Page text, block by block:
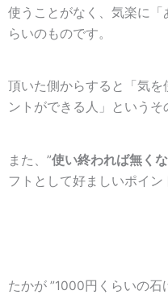
使うことがなく 、気楽に「
らいのものです。
頂いた側からすると「気
ントができる人」という そ
また、”使い終われば無く
フトとして好ましいポイン
たかが ”1000円くらいの